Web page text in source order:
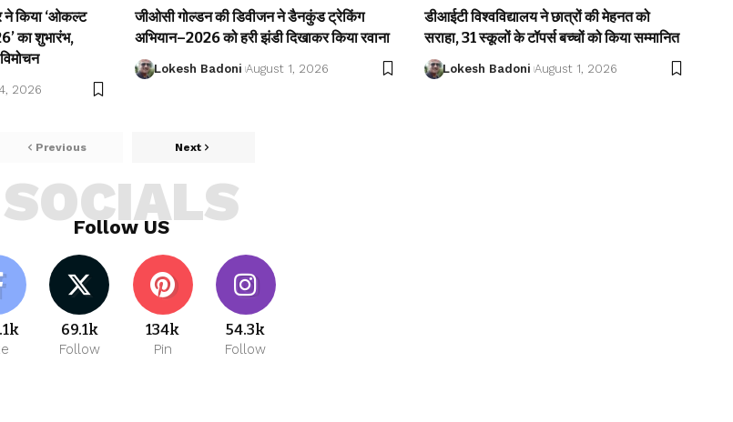
ने किया ‘ओकल्ट
का शुभारंभ,
2026
जीओसी गोल्डन की डिवीजन ने डैनकुंड ट्रेकिंग
अभियान–2026 को हरी झंडी दिखाकर किया रवाना
Lokesh Badoni August 1, 2026
डीआईटी विश्वविद्यालय ने छात्रों की मेहनत को
सराहा, 31 स्कूलों के टॉपर्स बच्चों को किया सम्मानित
Lokesh Badoni August 1, 2026
Previous Next
Follow US
SOCIALS
69.1k
Follow
134k
Pin
54.3k
Follow